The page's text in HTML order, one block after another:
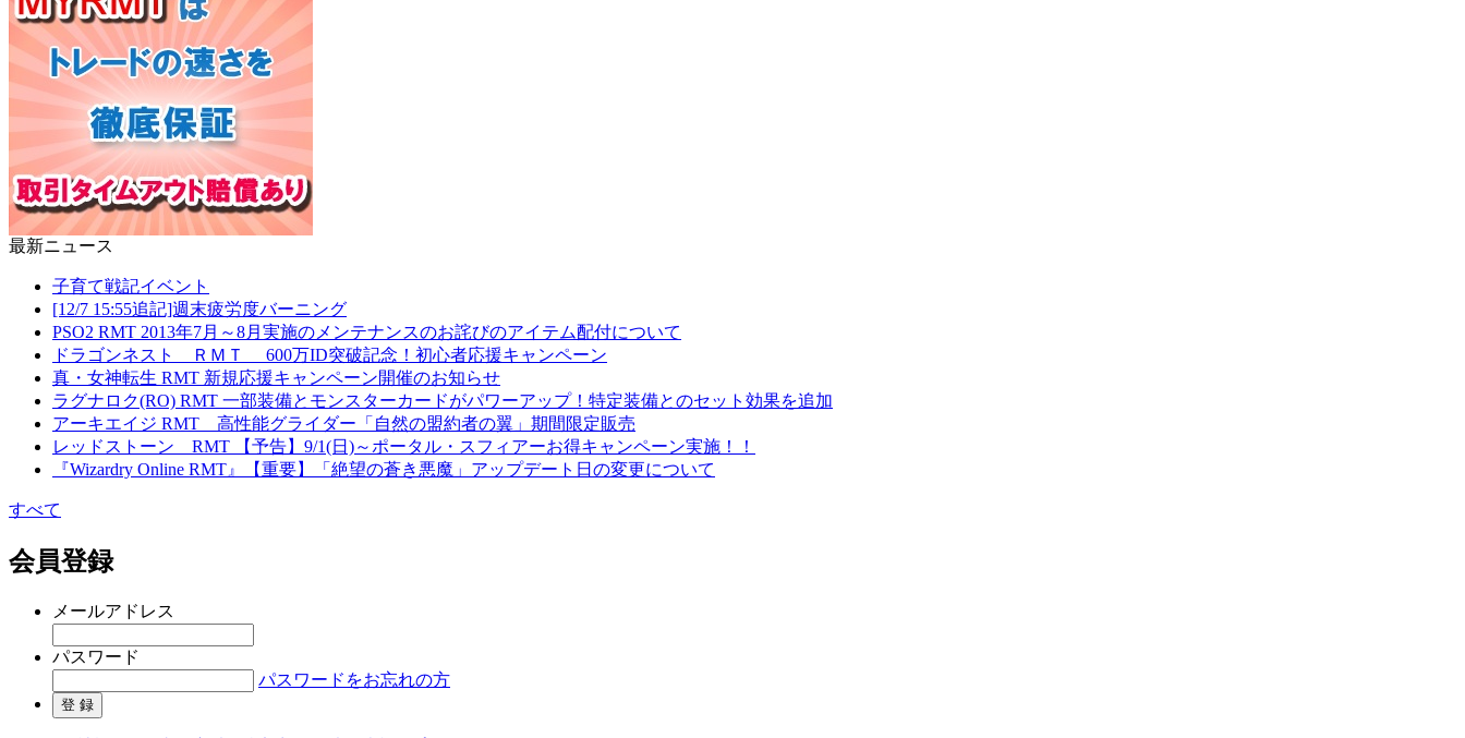
最新ニュース
子育て戦記イベント
[12/7 15:55追記]週末疲労度バーニング
PSO2 RMT 2013年7月～8月実施のメンテナンスのお詫びのアイテム配付について
ドラゴンネスト ＲＭＴ 600万ID突破記念！初心者応援キャンペーン
真・女神転生 RMT 新規応援キャンペーン開催のお知らせ
ラグナロク(RO) RMT 一部装備とモンスターカードがパワーアップ！特定装備とのセット効果を追加
アーキエイジ RMT 高性能グライダー「自然の盟約者の翼」期間限定販売
レッドストーン RMT 【予告】9/1(日)～ポータル・スフィアーお得キャンペーン実施！！
『Wizardry Online RMT』【重要】「絶望の蒼き悪魔」アップデート日の変更について
すべて
会員登録
メールアドレス
パスワード
パスワードをお忘れの方